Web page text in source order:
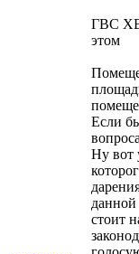
ГВС
этом
Если
Ну вот
стоит